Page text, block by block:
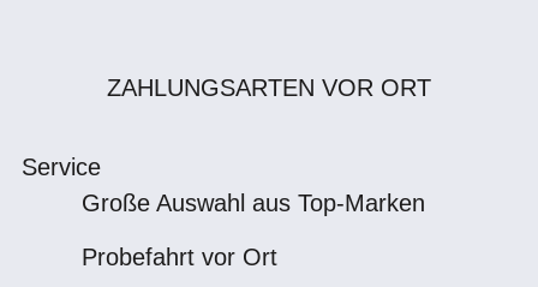
ZAHLUNGSARTEN VOR ORT
Service
Große Auswahl aus Top-Marken
Probefahrt vor Ort